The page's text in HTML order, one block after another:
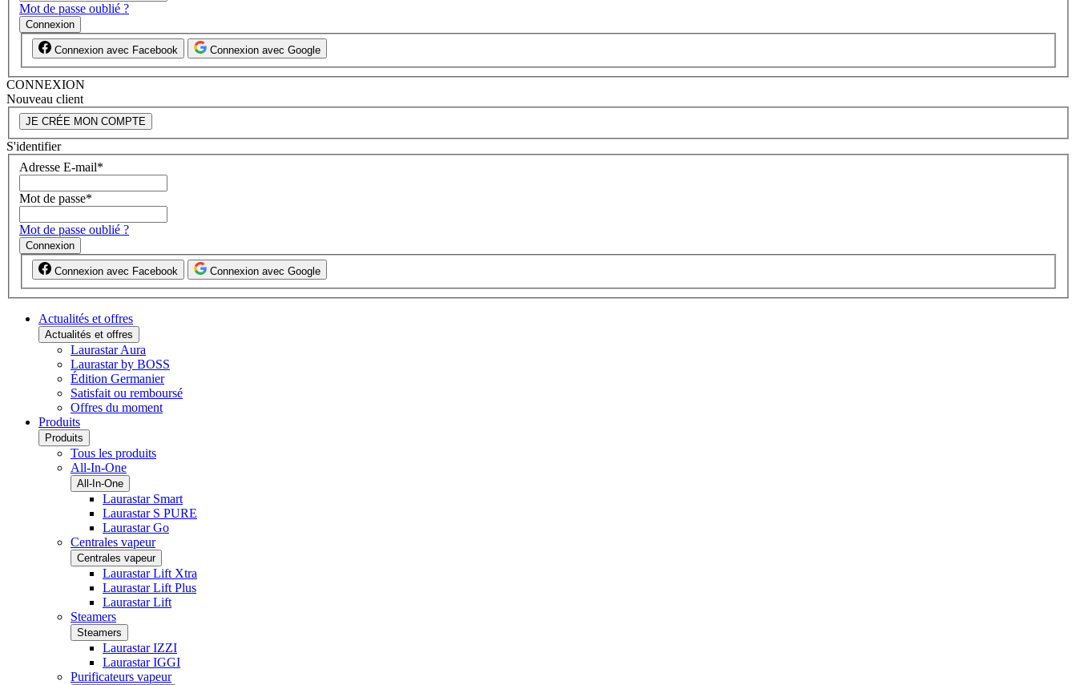
Mot de passe oublié ?
Connexion
Connexion avec Facebook Connexion avec Google
CONNEXION
Nouveau client
JE CRÉE MON COMPTE
S'identifier
Adresse E-mail*
Mot de passe*
Mot de passe oublié ?
Connexion
Connexion avec Facebook Connexion avec Google
Actualités et offres
Actualités et offres
Laurastar Aura
Laurastar by BOSS
Édition Germanier
Satisfait ou remboursé
Offres du moment
Produits
Produits
Tous les produits
All-In-One
All-In-One
Laurastar Smart
Laurastar S PURE
Laurastar Go
Centrales vapeur
Centrales vapeur
Laurastar Lift Xtra
Laurastar Lift Plus
Laurastar Lift
Steamers
Steamers
Laurastar IZZI
Laurastar IGGI
Purificateurs vapeur